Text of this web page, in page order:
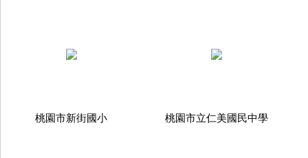
桃園市新街國小 桃園市立仁美國民中學